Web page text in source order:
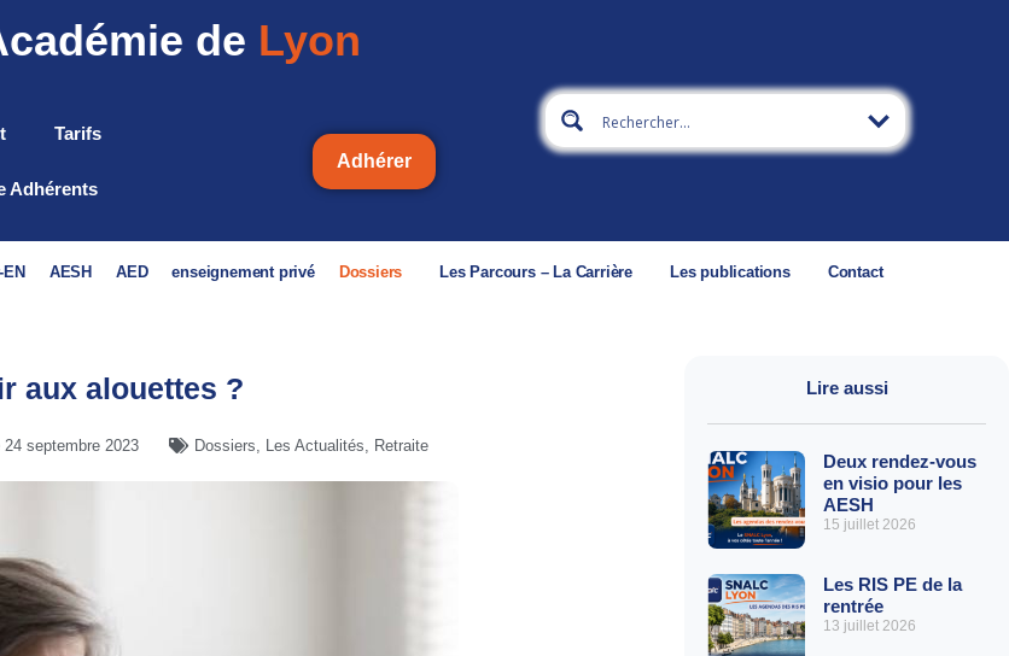
de Lyon
Tarifs
Adhérents
Adhérer
AESH AED enseignement privé Dossiers Les Parcours – La Carrière Les publications Contact
aux alouettes ?
24 septembre 2023 Dossiers, Les Actualités, Retraite
Lire aussi
Deux rendez-vous
en visio pour les
AESH
15 juillet 2026
Les RIS PE de la
rentrée
13 juillet 2026